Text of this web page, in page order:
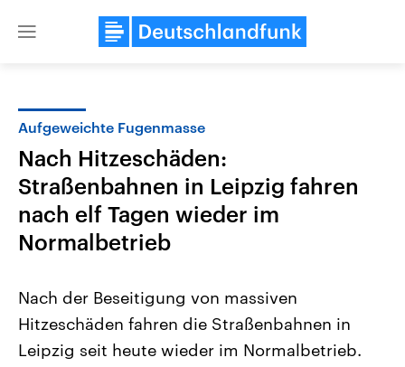
Close
Landtagswahl Sachsen-Anhalt
2026
Alle Informationen
Sachsen-Anhalt wählt am 6.
USA
Aktuelle Beiträge,
Hintergründe
Wirtschaftlich und
Aufgeweichte Fugenmasse
Nach Hitzeschäden:
Straßenbahnen in Leipzig fahren
nach elf Tagen wieder im
Normalbetrieb
Nach der Beseitigung von massiven
Hitzeschäden fahren die Straßenbahnen in
Leipzig seit heute wieder im Normalbetrieb.